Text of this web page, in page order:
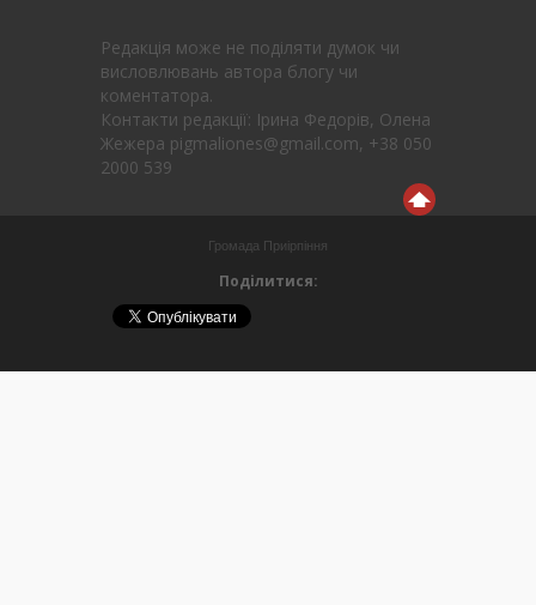
Редакція може не поділяти думок чи
висловлювань автора блогу чи
коментатора.
Контакти редакції: Ірина Федорів, Олена
Жежера pigmaliones@gmail.com, +38 050
2000 539
Громада Приірпіння
Поділитися: